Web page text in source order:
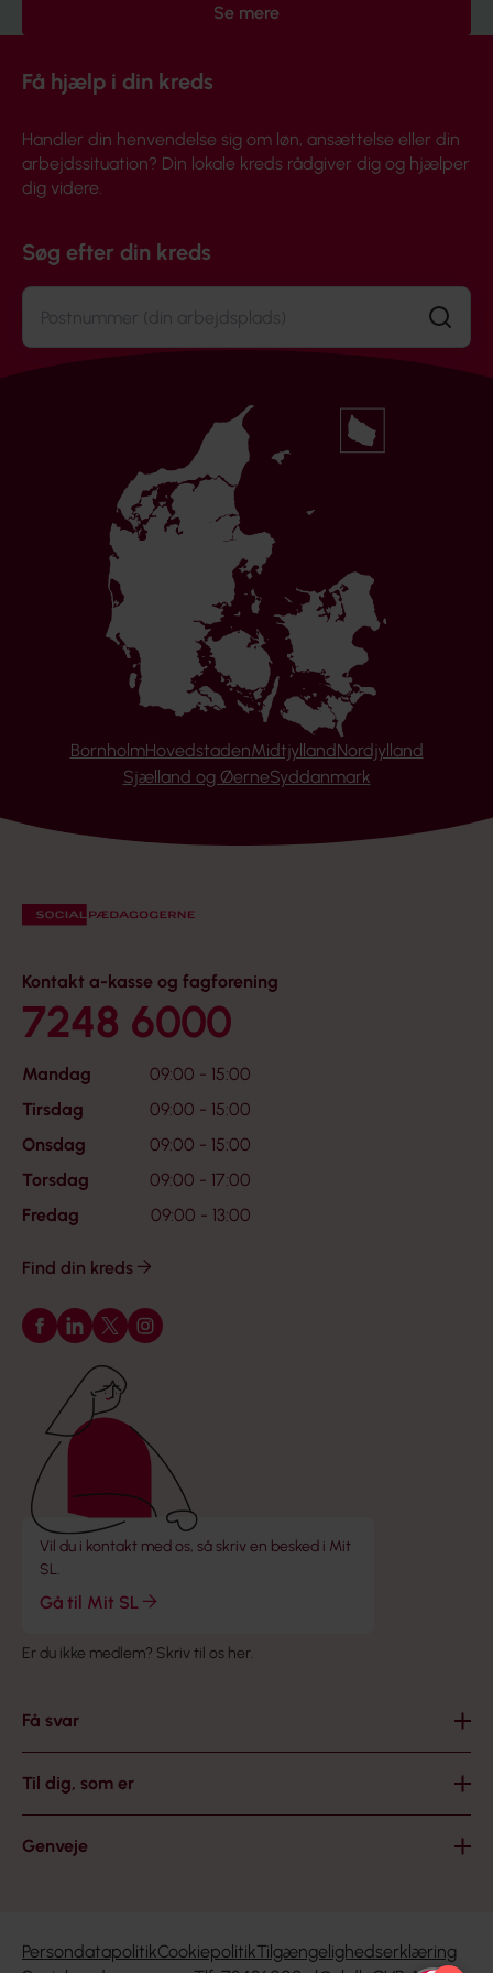
Se mere
Få hjælp i din kreds
Handler din henvendelse sig om løn, ansættelse eller din
arbejdssituation? Din lokale kreds rådgiver dig og hjælper
dig videre.
Søg efter din kreds
Søg
BornholmHovedstadenMidtjyllandNordjylland
Sjælland og ØerneSyddanmark
Kontakt a-kasse og fagforening
7248 6000
Mandag
09:00 - 15:00
Tirsdag
09:00 - 15:00
Onsdag
09:00 - 15:00
Torsdag
09:00 - 17:00
Fredag
09:00 - 13:00
Find din kreds
Følg os på Facebook
Følg os på LinkedIn
Følg os på X
Følg os på Instagram
Vil du i kontakt med os, så skriv en besked i Mit
SL.
Gå til Mit SL
Er du ikke medlem? Skriv til os her.
Få svar
Til dig, som er
Genveje
PersondatapolitikCookiepolitikTilgængelighedserklæring